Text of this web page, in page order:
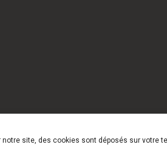
notre site, des cookies sont déposés sur votre